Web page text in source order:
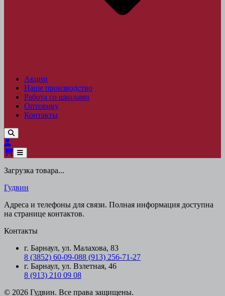
Акции
Наше производство
Работа со школами
Оптовику
Контакты
Загрузка товара...
Гудвин
Адреса и телефоны для связи. Полная информация доступна
на странице контактов.
Контакты
г. Барнаул, ул. Малахова, 83
8 (3852) 60-09-088 (913) 256-71-27
г. Барнаул, ул. Взлетная, 46
8 (913) 210 09 08
© 2026 Гудвин. Все права защищены.